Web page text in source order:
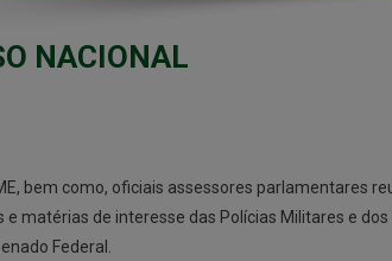
NACIONAL
bem como, oficiais assessores parlamentares
de interesse das Polícias Militares e dos
Federal.